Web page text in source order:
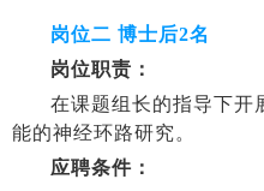
岗位二 博士后2名
岗位职责：
在课题组长的指导下开
能的神经环路研究。
应聘条件：